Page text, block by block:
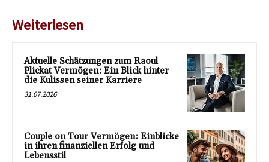
Weiterlesen
Aktuelle Schätzungen zum Raoul
Plickat Vermögen: Ein Blick hinter
die Kulissen seiner Karriere
31.07.2026
Couple on Tour Vermögen: Einblicke
in ihren finanziellen Erfolg und
Lebensstil